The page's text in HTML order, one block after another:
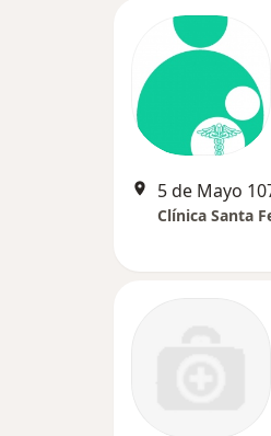
Clínica Santa